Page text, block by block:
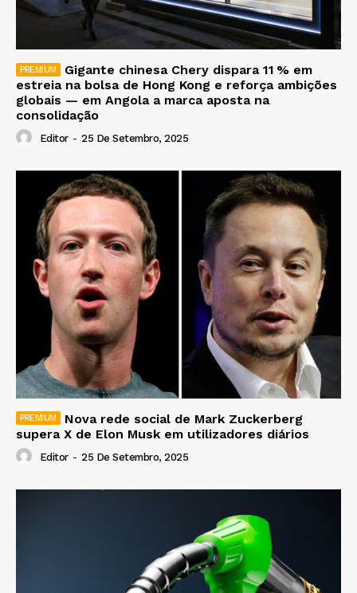
Gigante chinesa Chery dispara 11 % em
estreia na bolsa de Hong Kong e reforça ambições
globais — em Angola a marca aposta na
consolidação
Editor - 25 De Setembro, 2025
Nova rede social de Mark Zuckerberg
supera X de Elon Musk em utilizadores diários
Editor - 25 De Setembro, 2025